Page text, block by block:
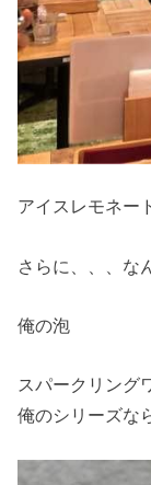
アイスレモネー
さらに、、、な
俺の泡
スパークリング
俺のシリーズな